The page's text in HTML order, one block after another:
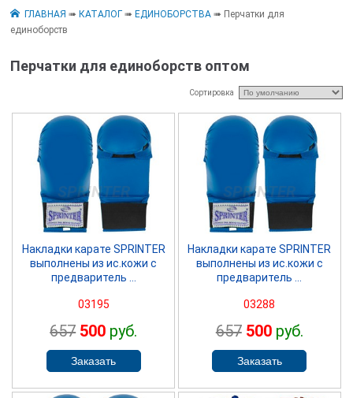
ГЛАВНАЯ ➠КАТАЛОГ ➠ЕДИНОБОРСТВА ➠ Перчатки для
единоборств
Перчатки для единоборств оптом
Сортировка
SPRINTER
Накладки карате SPRINTER
выполнены из ис.кожи с
предваритель ...
03195
657 500 руб.
SPRINTER
Накладки карате SPRINTER
выполнены из ис.кожи с
предваритель ...
03288
657 500руб.